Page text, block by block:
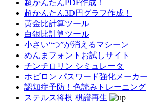
超かんたんPDF作成！
超かんたん3D円グラフ作成！
黄金比計算ツール
白銀比計算ツール
小さい“つ”が消えるマシーン
めんまフォントお試しサイト
チンチロリン シミュレータ
ホビロン パスワード強化メーカー
認知症予防！色読みトレーニング
ステルス将棋 棋譜再生